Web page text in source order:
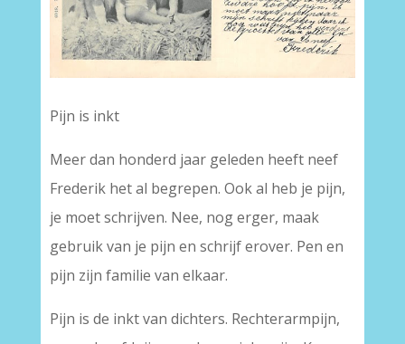
Pijn is inkt
Meer dan honderd jaar geleden heeft neef
Frederik het al begrepen. Ook al heb je pijn,
je moet schrijven. Nee, nog erger, maak
gebruik van je pijn en schrijf erover. Pen en
pijn zijn familie van elkaar.
Pijn is de inkt van dichters. Rechterarmpijn,